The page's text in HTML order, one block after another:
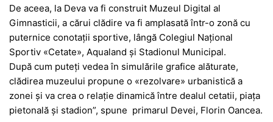
De aceea, la Deva va fi construit Muzeul Digital al
Gimnasticii, a cărui clădire va fi amplasată într-o zonă cu
puternice conotații sportive, lângă Colegiul Național
Sportiv «Cetate», Aqualand și Stadionul Municipal.
După cum puteți vedea în simulările grafice alăturate,
clădirea muzeului propune o «rezolvare» urbanistică a
zonei și va crea o relație dinamică între dealul cetatii, piața
pietonală și stadion”, spune primarul Devei, Florin Oancea.